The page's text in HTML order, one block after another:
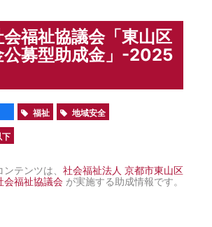
福祉協議会「東山区
公募型助成金」-2025
福祉 地域安全
下
ンテンツは、社会福祉法人 京都市東山区
会福祉協議会 が実施する助成情報です。